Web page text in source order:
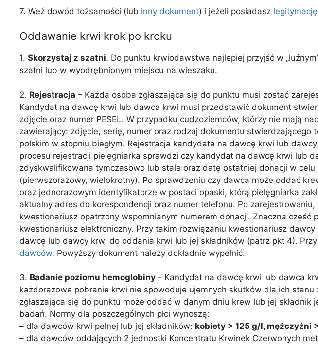
7. Weź dowód tożsamości (lub inny dokument) i jeżeli posiadasz
Oddawanie krwi krok po kroku
1. Skorzystaj z szatni. Do punktu krwiodawstwa najlepiej przyjść w
szatni lub w wyodrębnionym miejscu na wieszaku.
2. Rejestracja – Każda osoba zgłaszająca się do punktu musi zostać
Kandydat na dawcę krwi lub dawca krwi musi przedstawić dokument
zdjęcie oraz numer PESEL. W przypadku cudzoziemców, którzy nie mają
zawierający: zdjęcie, serię, numer oraz rodzaj dokumentu
polskim w stopniu biegłym. Rejestracja kandydata na dawcę krwi lub
procesu rejestracji pielęgniarka sprawdzi czy kandydat na dawcę krwi lub
zdyskwalifikowana tymczasowo lub stale oraz datę ostatniej donacji w
(pierwszorazowy, wielokrotny). Po sprawdzeniu czy dawca może oddać
oraz jednorazowym identyfikatorze w postaci opaski, którą pielęgniarka
aktualny adres do korespondencji oraz numer telefonu. Po
kwestionariusz opatrzony wspomnianym numerem donacji. Znaczna
kwestionariusz elektroniczny. Przy takim rozwiązaniu kwestionariusz
dawcę lub dawcy krwi do oddania krwi lub jej składników (patrz pkt 4).
dawców. Powyższy dokument należy dokładnie wypełnić.
3. Badanie poziomu hemoglobiny – Kandydat na dawcę krwi lub dawca
każdorazowe pobranie krwi nie spowoduje ujemnych skutków dla ich
zgłaszająca się do punktu może oddać w danym dniu krew lub jej
badań. Normy dla poszczególnych płci wynoszą:
– dla dawców krwi pełnej lub jej składników: kobiety > 125 g/l, mężczyźni
– dla dawców oddających 2 jednostki Koncentratu Krwinek Czerwonych